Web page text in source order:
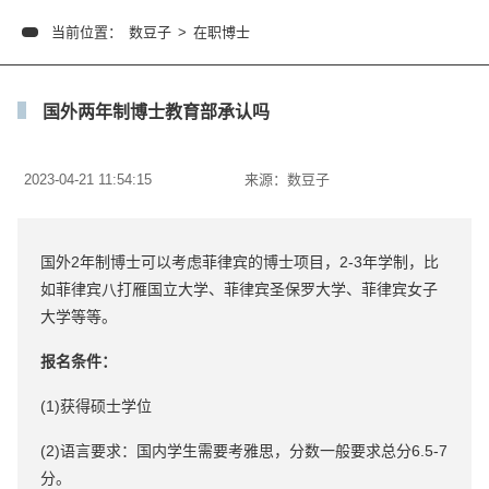
当前位置： 数豆子 > 在职博士
国外两年制博士教育部承认吗
2023-04-21 11:54:15 来源： 数豆子
国外2年制博士可以考虑菲律宾的博士项目，2-3年学制，比
如菲律宾八打雁国立大学、菲律宾圣保罗大学、菲律宾女子
大学等等。
报名条件：
(1)获得硕士学位
(2)语言要求：国内学生需要考雅思，分数一般要求总分6.5-7
分。